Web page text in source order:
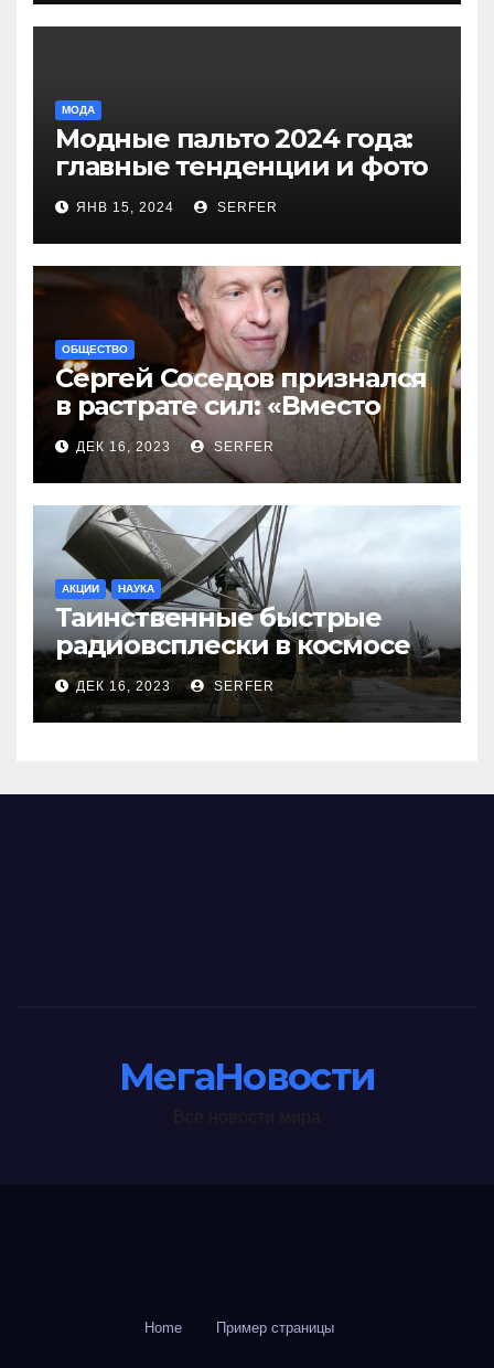
МОДА
Модные пальто 2024 года:
главные тенденции и фото
новинок
ЯНВ 15, 2024 SERFER
ОБЩЕСТВО
Сергей Соседов признался
в растрате сил: «Вместо
меня взяли Пригожина»
ДЕК 16, 2023 SERFER
АКЦИИ НАУКА
Таинственные быстрые
радиовсплески в космосе
сделались все более
странными
ДЕК 16, 2023 SERFER
МегаНовости
Home Пример страницы